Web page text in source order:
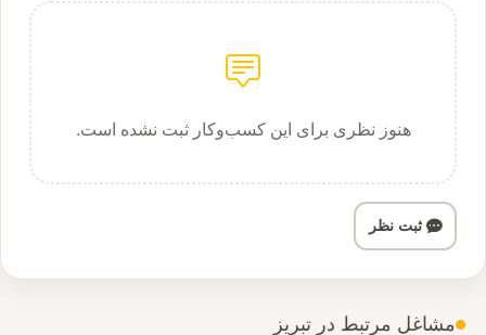
هنوز نظری برای این کسب‌وکار ثبت نشده است.
ثبت نظر
مشاغل مرتبط در تبریز